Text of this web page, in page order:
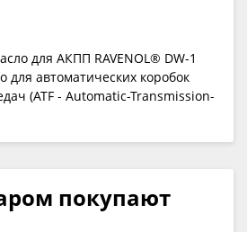
для АКПП RAVENOL® DW-1
для автоматических коробок
(ATF - Automatic-Transmission-
покупают